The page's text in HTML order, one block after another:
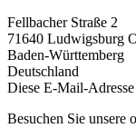
Fellbacher Straße 2
71640 Ludwigsburg
Baden-Württemberg
Deutschland
Diese E-Mail-
Besuchen Sie unsere